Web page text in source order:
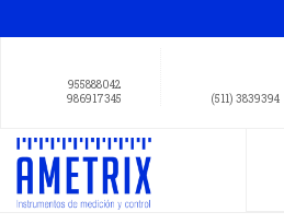
955888042
986917345
(511) 3839394